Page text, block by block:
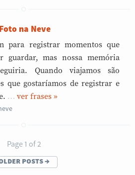
na Neve
para registrar momentos que
guardar, mas nossa memória
Quando viajamos são
que gostaríamos de registrar e
… »
Page 1 of 2
posts→